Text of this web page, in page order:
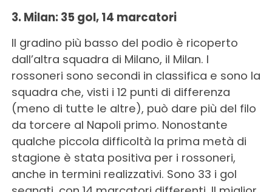
3. Milan: 35 gol, 14 marcatori
Il gradino più basso del podio è ricoperto
dall’altra squadra di Milano, il Milan. I
rossoneri sono secondi in classifica e sono la
squadra che, visti i 12 punti di differenza
(meno di tutte le altre), può dare più del filo
da torcere al Napoli primo. Nonostante
qualche piccola difficoltà la prima metà di
stagione è stata positiva per i rossoneri,
anche in termini realizzativi. Sono 33 i gol